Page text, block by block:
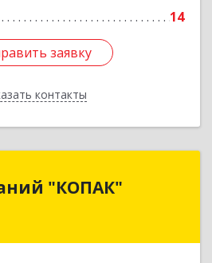
14
заявку
контакты
заявку
Назад
"КОПАК"
компаний "КОПАК"
обл, Волгоград г,